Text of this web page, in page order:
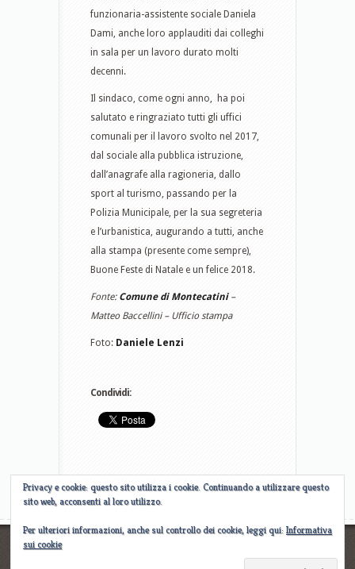
funzionaria-assistente sociale Daniela
Dami, anche loro applauditi dai colleghi
in sala per un lavoro durato molti
decenni.
Il sindaco, come ogni anno, ha poi
salutato e ringraziato tutti gli uffici
comunali per il lavoro svolto nel 2017,
dal sociale alla pubblica istruzione,
dall’anagrafe alla ragioneria, dallo
sport al turismo, passando per la
Polizia Municipale, per la sua segreteria
e l’urbanistica, augurando a tutti, anche
alla stampa (presente come sempre),
Buone Feste di Natale e un felice 2018.
Fonte: Comune di Montecatini–
Matteo Baccellini – Ufficio stampa
Foto: Daniele Lenzi
Condividi:
Privacy e cookie: questo sito utilizza i cookie. Continuando a utilizzare questo
sito web, acconsenti al loro utilizzo.
Per ulteriori informazioni, anche sul controllo dei cookie, leggi qui: Informativa
sui cookie